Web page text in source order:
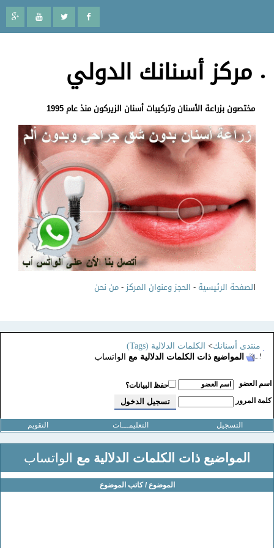
مركز أسنانك الدولي
مختصون بزراعة الأسنان وتركيبات أسنان الزيركون منذ عام 1995
لصفحة الرئيسية-الحجز وعنوان المركز-من نحن
منتدى أسنانك>الكلمات الدلالية (Tags)
المواضيع ذات الكلمات الدلالية مع الواتساب
اسم العضو
حفظ البيانات؟
كلمة المرور
التسجيل التعليمـــات التقويم
المواضيع ذات الكلمات الدلالية مع الواتساب
الموضوع / كاتب الموضوع